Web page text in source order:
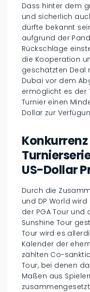
Dass hinter dem
und sicherlich
dürfte bekannt
aufgrund der
Rückschläge
die Kooperation
geschätzten Deal
Dubai vor dem
ermöglicht es der
Turnier einen
Dollar zur
US-Dollar
Durch die
und DP World
der PGA Tour
Sunshine Tour
Tour wird es
Kalender der
zählten Co-
Tour, bei denen
Maßen aus